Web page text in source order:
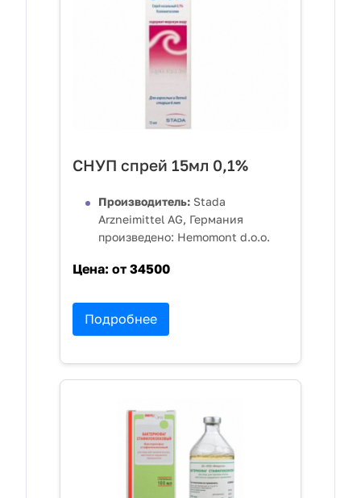
СНУП спрей 15мл 0,1%
Производитель: Stada
Arzneimittel AG, Германия
произведено: Hemomont d.o.o.
Цена: от 34500
Подробнее